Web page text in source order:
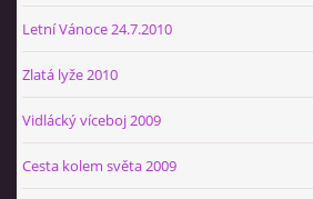
Letní Vánoce 24.7.2010
Zlatá lyže 2010
Vidlácký víceboj 2009
Cesta kolem světa 2009